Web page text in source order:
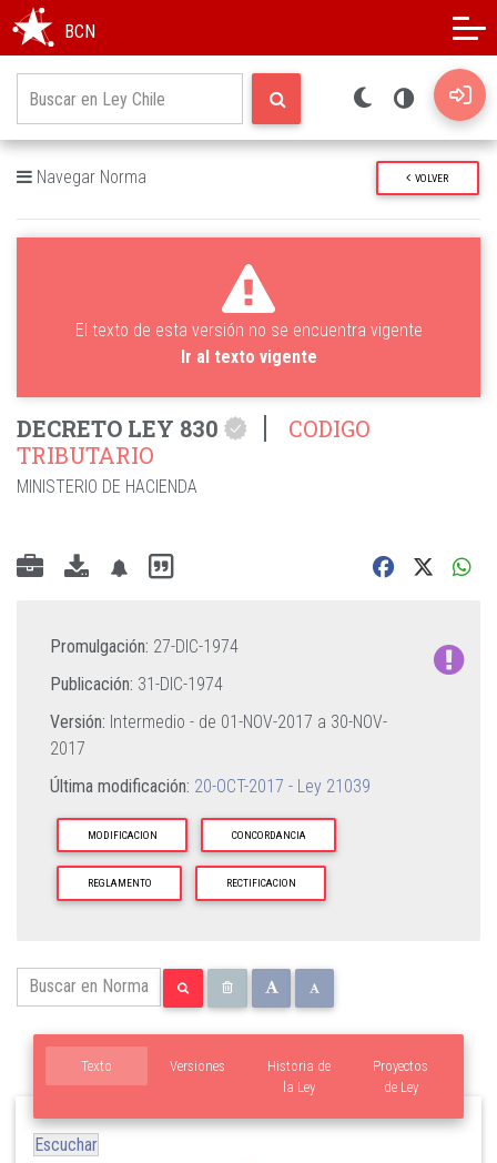
BCN
Navegar Norma VOLVER
El texto de esta versión no se encuentra vigente
Ir al texto vigente
DECRETO LEY 830
CODIGO
TRIBUTARIO
MINISTERIO DE HACIENDA
Promulgación: 27-DIC-1974
Publicación: 31-DIC-1974
Versión: Intermedio - de 01-NOV-2017 a 30-NOV-
2017
Última modificación: 20-OCT-2017 - Ley 21039
MODIFICACION CONCORDANCIA
REGLAMENTO RECTIFICACION
Texto Versiones
Proyectos
de Ley
Historia de
la Ley
Escuchar